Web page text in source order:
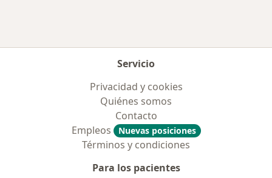
Servicio
Privacidad y cookies
Quiénes somos
Contacto
Empleos
Nuevas posiciones
Términos y condiciones
Para los pacientes